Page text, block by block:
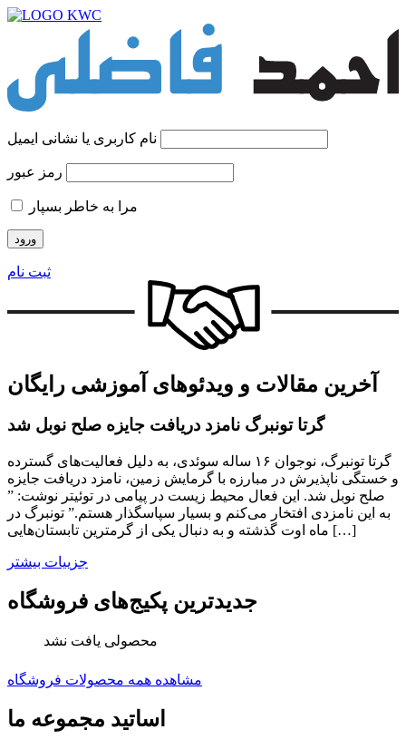
نام کاربری یا نشانی ایمیل
رمز عبور
مرا به خاطر بسپار
ثبت نام
آخرین مقالات و ویدئو‌های آموزشی رایگان
گرتا تونبرگ نامزد دریافت جایزه صلح نوبل شد
گرتا تونبرگ، نوجوان ۱۶ ساله سوئدی، به دلیل فعالیت‌های گسترده
و خستگی ناپذیرش در مبارزه با گرمایش زمین، نامزد دریافت جایزه
صلح نوبل شد. این فعال محیط زیست در پیامی در توئیتر نوشت: ”
به این نامزدی افتخار می‌کنم و بسیار سپاسگذار هستم.” تونبرگ در
ماه اوت گذشته و به دنبال یکی از گرمترین تابستان‌هایی […]
جزییات بیشتر
جدیدترین پکیج‌های فروشگاه
محصولی یافت نشد
مشاهده همه محصولات فروشگاه
اساتید مجموعه ما